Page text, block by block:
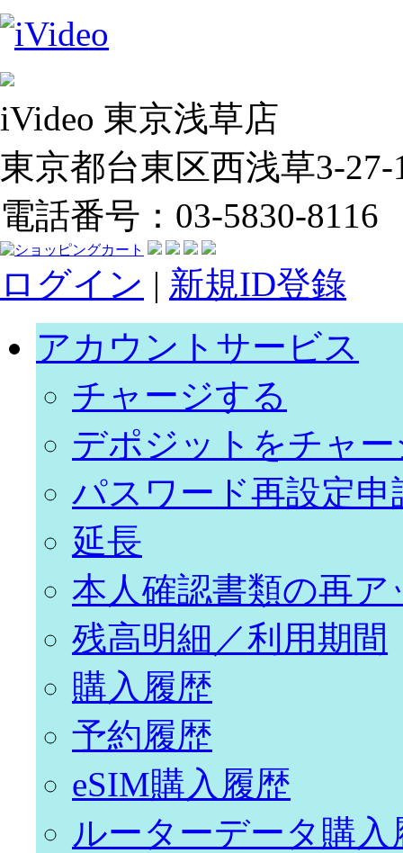
iVideo 東京浅草店
東京都台東区西浅草3-27-
電話番号：03-5830-8116
ログイン | 新規ID登錄
アカウントサービス
チャージする
デポジットをチャ
パスワード再設定申
延長
本人確認書類の再ア
残高明細／利用期間
購入履歴
予約履歴
eSIM購入履歴
ルーターデータ購入